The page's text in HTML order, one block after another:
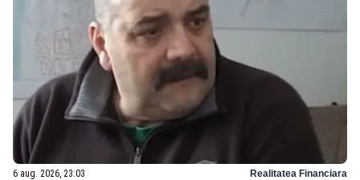
6 aug. 2026, 23:03 Realitatea Financiara